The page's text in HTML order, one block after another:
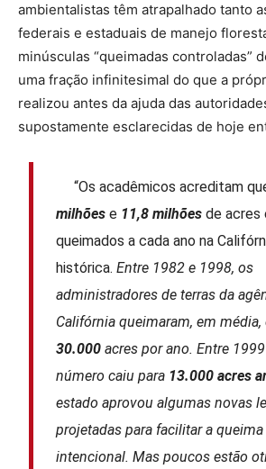
ambientalistas têm atrapalhado tanto
federais e estaduais de manejo
minúsculas “queimadas controladas”
uma fração infinitesimal do que a
realizou antes da ajuda das
supostamente esclarecidas de hoje
“Os acadêmicos acreditam
milhõese 11,8 milhõesde acres
queimados a cada ano na
histórica.Entre 1982 e 1998, os
administradores de terras da
Califórnia queimaram, em média,
30.000acres por ano. Entre
número caiu para 13.000 acres
estado aprovou algumas novas
projetadas para facilitar a
intencional. Mas poucos estão